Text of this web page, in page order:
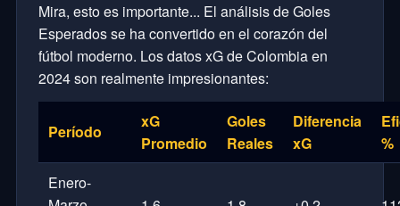
Mira, esto es importante... El análisis de Goles
Esperados se ha convertido en el corazón del
fútbol moderno. Los datos xG de Colombia en
2024 son realmente impresionantes:
Período
xG
Promedio
Goles
Reales
Diferencia
xG
%
Enero-